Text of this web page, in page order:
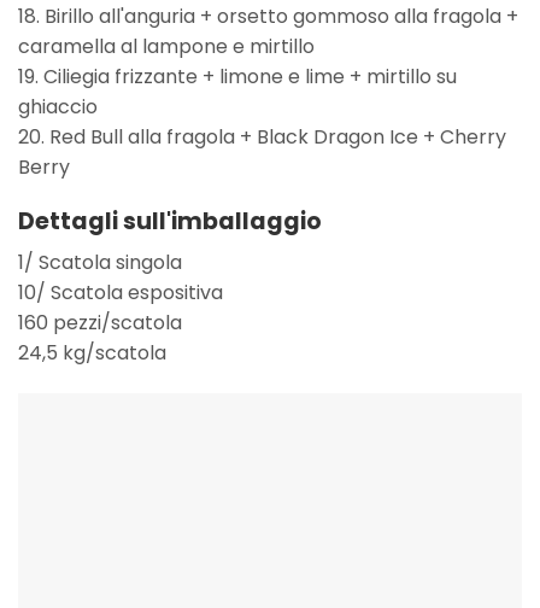
18. Birillo all'anguria + orsetto gommoso alla fragola +
caramella al lampone e mirtillo
19. Ciliegia frizzante + limone e lime + mirtillo su
ghiaccio
20. Red Bull alla fragola + Black Dragon Ice + Cherry
Berry
Dettagli sull'imballaggio
1/ Scatola singola
10/ Scatola espositiva
160 pezzi/scatola
24,5 kg/scatola